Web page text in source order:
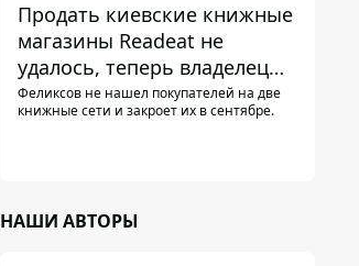
Продать киевские книжные
магазины Readeat не
удалось, теперь владелец
их просто закроет
Феликсов не нашел покупателей на две
книжные сети и закроет их в сентябре.
НАШИ АВТОРЫ